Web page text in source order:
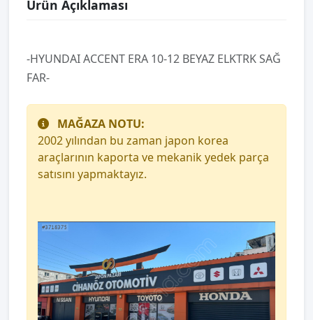
Ürün Açıklaması
-HYUNDAI ACCENT ERA 10-12 BEYAZ ELKTRK SAĞ
FAR-
MAĞAZA NOTU:
2002 yılından bu zaman japon korea
araçlarının kaporta ve mekanik yedek parça
satısını yapmaktayız.